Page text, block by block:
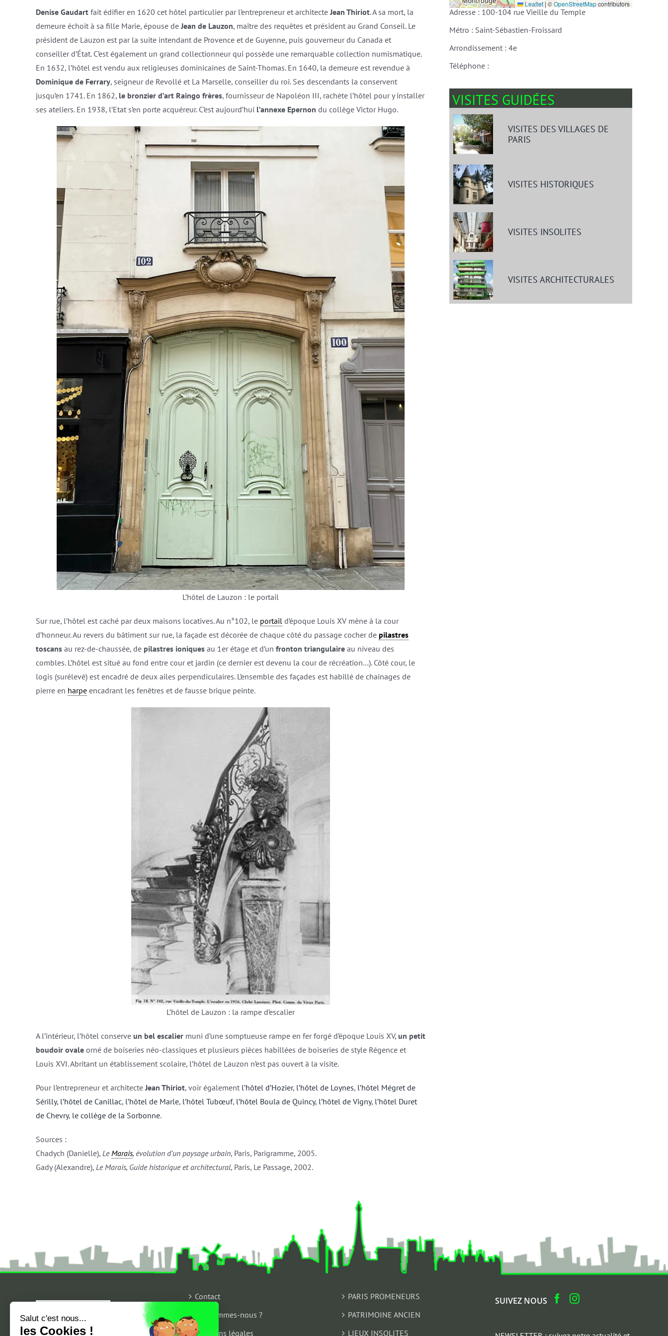
Denise Gaudartfait édifier en 1620 cet hôtel particulier par l’entrepreneur et architecteJean Thiriot. A sa mort, la
demeure échoit à sa fille Marie, épouse deJean de Lauzon, maître des requêtes et président au Grand Conseil. Le
président de Lauzon est par la suite intendant de Provence et de Guyenne, puis gouverneur du Canada et
conseiller d’État. C’est également un grand collectionneur qui possède une remarquable collection numismatique.
En 1632, l’hôtel est vendu aux religieuses dominicaines de Saint-Thomas. En 1640, la demeure est revendue à
Dominique de Ferrary, seigneur de Revollé et La Marselle, conseiller du roi. Ses descendants la conservent
jusqu’en 1741. En 1862, le bronzier d’art Raingo frères, fournisseur de Napoléon III, rachète l’hôtel pour y installer
ses ateliers. En 1938, l’Etat s’en porte acquéreur. C’est aujourd’hui l’annexe Epernon du collège Victor Hugo.
L’hôtel de Lauzon : le portail
Sur rue, l’hôtel est caché par deux maisons locatives. Au n°102, le portaild’époque Louis XV mène à la cour
d’honneur. Au revers du bâtiment sur rue, la façade est décorée de chaque côté du passage cocher de pilastres
toscansau rez-de-chaussée, de pilastres ioniquesau 1er étage et d’un fronton triangulaireau niveau des
combles. L’hôtel est situé au fond entre cour et jardin (ce dernier est devenu la cour de récréation…). Côté cour, le
logis (surélevé) est encadré de deux ailes perpendiculaires. L’ensemble des façades est habillé de chainages de
pierre en harpeencadrant les fenêtres et de fausse brique peinte.
L’hôtel de Lauzon : la rampe d’escalier
A l’intérieur, l’hôtel conserve un bel escalier muni d’une somptueuse rampe en fer forgé d’époque Louis XV, un petit
boudoir ovaleorné de boiseries néo-classiques et plusieurs pièces habillées de boiseries de style Régence et
Louis XVI. Abritant un établissement scolaire, l’hôtel de Lauzon n’est pas ouvert à la visite.
Pour l’entrepreneur et architecteJean Thiriot, voir également l’hôtel d’Hozier, l’hôtel de Loynes, l’hôtel Mégret de
Sérilly, l’hôtel de Canillac, l’hôtel de Marle, l’hôtel Tubœuf, l’hôtel Boula de Quincy, l’hôtel de Vigny, l’hôtel Duret
de Chevry, le collège de la Sorbonne.
Sources :
Chadych (Danielle), LeMarais, évolution d’un paysage urbain, Paris, Parigramme, 2005.
Gady (Alexandre), Le Marais, Guide historique et architectural, Paris, Le Passage, 2002.
Leaflet |©OpenStreetMapcontributors
Adresse : 100-104 rue Vieille du Temple
Métro : Saint-Sébastien-Froissard
Arrondissement : 4e
Téléphone :
VISITES GUIDÉES
VISITES DES VILLAGES DE
PARIS
VISITES HISTORIQUES
VISITES INSOLITES
VISITES ARCHITECTURALES
Contact
Qui sommes-nous ?
Mentions légales
PARIS PROMENEURS
PATRIMOINE ANCIEN
LIEUX INSOLITES
SUIVEZ NOUS
Salut c'est nous...
les Cookies !